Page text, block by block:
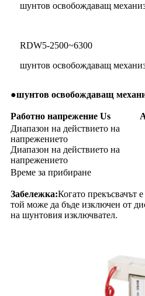
шунтов освобождаващ
RDW5-2500~6300
шунтов освобождаващ
●шунтов освобождаващ
Работно напрежение Us
Диапазон на действието на
напрежението
Диапазон на действието на
напрежението
Време за прибиране
Забележка:Когато прекъсвачът
той може да бъде изключен от
на шунтовия изключвател.